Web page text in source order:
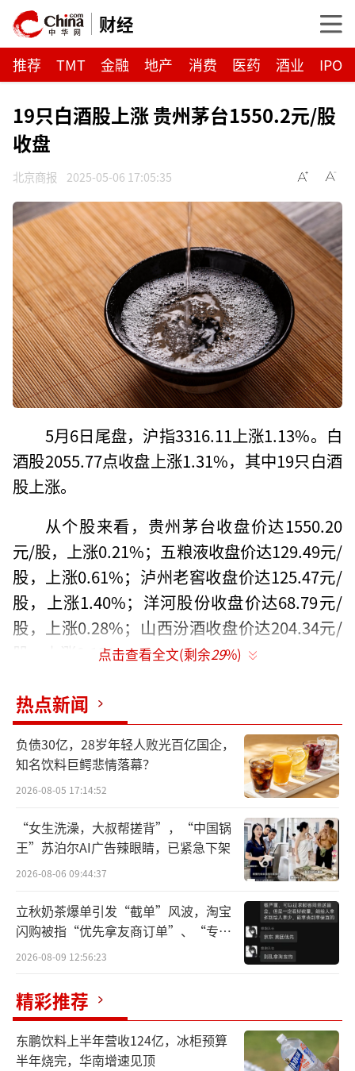
财经
推荐 TMT 金融 地产 消费 医药 酒业 IPO
19只白酒股上涨 贵州茅台1550.2元/股
收盘
北京商报 2025-05-06 17:05:35
5月6日尾盘，沪指3316.11上涨1.13%。白
酒股2055.77点收盘上涨1.31%，其中19只白酒
股上涨。
从个股来看，贵州茅台收盘价达1550.20
元/股，上涨0.21%；五粮液收盘价达129.49元/
股，上涨0.61%；泸州老窖收盘价达125.47元/
股，上涨1.40%；洋河股份收盘价达68.79元/
股，上涨0.28%；山西汾酒收盘价达204.34元/
股，上涨0.12%。
华鑫证券在其研报中指出，本周白酒板块
回调，五一需求表现整体承压。年报与一季报
披露结束，白酒行业需求持续筑底改善，茅
台、五粮液、汾酒等名酒表现依旧稳健，古井
贡酒、今世缘等地产酒龙头势能强劲，随着行
业竞争加剧，企业端费用投放力度持续提升，
价格带升级速度相对放缓，行业延续马太效应
集中趋势。2025年企业端目标制定相对保守，
主动给渠道降负，库存平稳消化；估值端看，
板块整体估值偏低，酒企回购或增持动作较
多，分红力度持续提升。“五一”白酒消费反
馈来看，商务需求符合预期，整体表现承压；
宴席需求表现分化，其中河南地区婚喜宴与大
众消费表现较好，湖南地区宴席降档较明显，
开瓶率较低。（责任编辑：zx0600）
点击查看全文(剩余29%)
热点新闻
负债30亿，28岁年轻人败光百亿国企，
知名饮料巨鳄悲情落幕？
2026-08-05 17:14:52
“女生洗澡，大叔帮搓背”，“中国锅
王”苏泊尔AI广告辣眼睛，已紧急下架
2026-08-06 09:44:37
立秋奶茶爆单引发“截单”风波，淘宝
闪购被指“优先拿友商订单”、“专挑
贵的拿”
2026-08-09 12:56:23
精彩推荐
东鹏饮料上半年营收124亿，冰柜预算
半年烧完，华南增速见顶